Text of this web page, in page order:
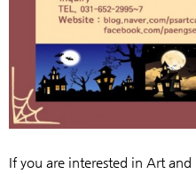
If you are interested in Art